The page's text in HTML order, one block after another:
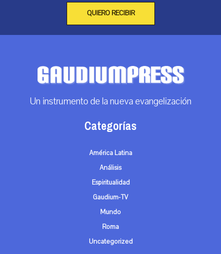
QUIERO RECIBIR
Un instrumento de la nueva evangelización
Categorías
América Latina
Análisis
Espiritualidad
Gaudium-TV
Mundo
Roma
Uncategorized